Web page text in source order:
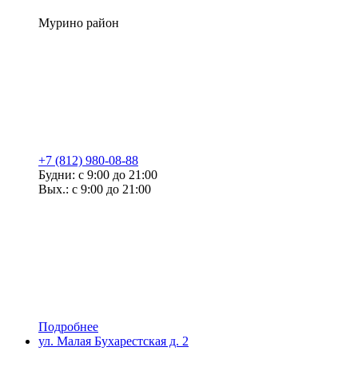
Мурино район
+7 (812) 980-08-88
Будни: с 9:00 до 21:00
Вых.: с 9:00 до 21:00
Подробнее
ул. Малая Бухарестская д. 2